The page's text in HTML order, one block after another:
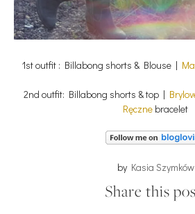
1st outfit : Billabong shorts & Blouse |
2nd outfit: Billabong shorts & top |
Ręczne bracelet
by Kasia Szymków
Share this